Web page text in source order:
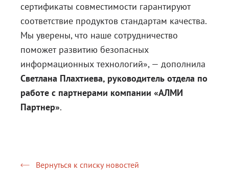
сертификаты совместимости гарантируют
соответствие продуктов стандартам качества.
Мы уверены, что наше сотрудничество
поможет развитию безопасных
информационных технологий», — дополнила
Светлана Плахтиева, руководитель отдела по
работе с партнерами компании «АЛМИ
Партнер».
Вернуться к списку новостей